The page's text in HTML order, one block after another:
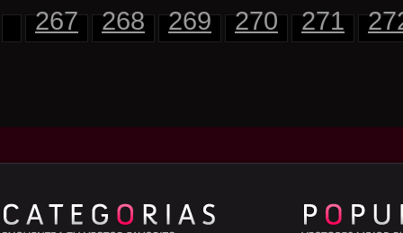
267 268 269 270 271